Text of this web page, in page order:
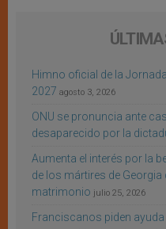
Himno oficial de la
2027 agosto 3, 2026
ONU se pronuncia ante
desaparecido por la
Aumenta el interés por la
de los mártires de Georgia
matrimonio julio 25, 2026
Franciscanos piden